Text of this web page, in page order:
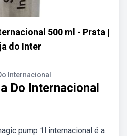
500 ml - Prata |
do Inter
Internacional
Do Internacional
pump 1l internacional é a